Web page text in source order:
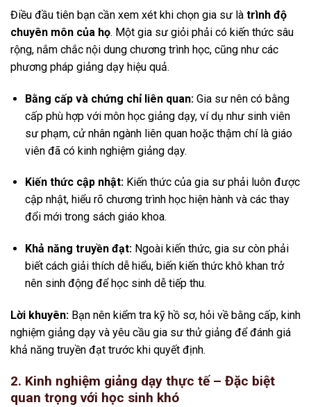
Điều đầu tiên bạn cần xem xét khi chọn gia sư là trình độ
chuyên môn của họ. Một gia sư giỏi phải có kiến thức sâu
rộng, nắm chắc nội dung chương trình học, cũng như các
phương pháp giảng dạy hiệu quả.
Bằng cấp và chứng chỉ liên quan:Gia sư nên có bằng
cấp phù hợp với môn học giảng dạy, ví dụ như sinh viên
sư phạm, cử nhân ngành liên quan hoặc thậm chí là giáo
viên đã có kinh nghiệm giảng dạy.
Kiến thức cập nhật:Kiến thức của gia sư phải luôn được
cập nhật, hiểu rõ chương trình học hiện hành và các thay
đổi mới trong sách giáo khoa.
Khả năng truyền đạt:Ngoài kiến thức, gia sư còn phải
biết cách giải thích dễ hiểu, biến kiến thức khô khan trở
nên sinh động để học sinh dễ tiếp thu.
Lời khuyên: Bạn nên kiểm tra kỹ hồ sơ, hỏi về bằng cấp, kinh
nghiệm giảng dạy và yêu cầu gia sư thử giảng để đánh giá
khả năng truyền đạt trước khi quyết định.
2. Kinh nghiệm giảng dạy thực tế – Đặc biệt
quan trọng với học sinh khó